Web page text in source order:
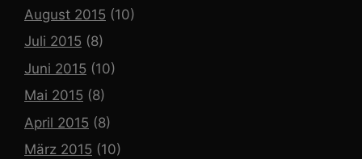
August 2015 (10)
Juli 2015 (8)
Juni 2015 (10)
Mai 2015 (8)
April 2015 (8)
März 2015 (10)